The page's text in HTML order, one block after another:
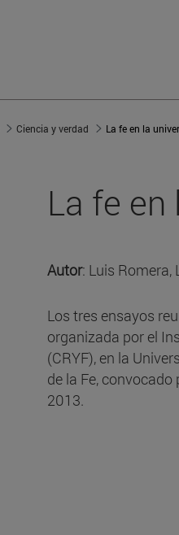
Ciencia y verdad La fe en la
La fe
Autor: Luis Romera,
Los tres ensayos
organizada por el
(CRYF), en la
de la Fe,
2013.